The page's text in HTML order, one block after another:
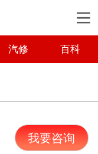
汽修 百科
我要咨询